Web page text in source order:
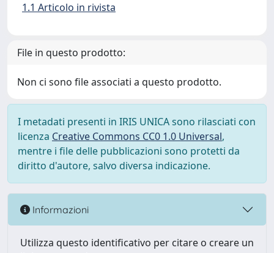
1.1 Articolo in rivista
File in questo prodotto:
Non ci sono file associati a questo prodotto.
I metadati presenti in IRIS UNICA sono rilasciati con
licenza Creative Commons CC0 1.0 Universal,
mentre i file delle pubblicazioni sono protetti da
diritto d'autore, salvo diversa indicazione.
Informazioni
Utilizza questo identificativo per citare o creare un